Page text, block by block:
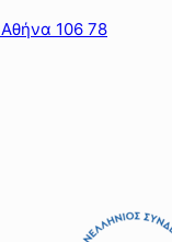
Αθήνα 106 78